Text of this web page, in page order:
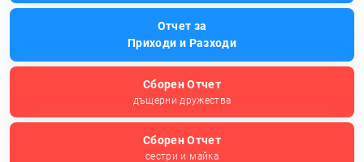
Отчет за
Приходи и Разходи
Сборен Отчет
дъщерни дружества
Сборен Отчет
сестри и майка